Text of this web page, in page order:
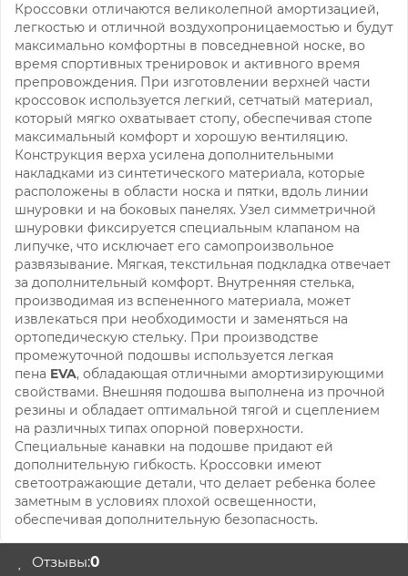
Кроссовки отличаются великолепной амортизацией,
легкостью и отличной воздухопроницаемостью и будут
максимально комфортны в повседневной носке, во
время спортивных тренировок и активного время
препровождения. При изготовлении верхней части
кроссовок используется легкий, сетчатый материал,
который мягко охватывает стопу, обеспечивая стопе
максимальный комфорт и хорошую вентиляцию.
Конструкция верха усилена дополнительными
накладками из синтетического материала, которые
расположены в области носка и пятки, вдоль линии
шнуровки и на боковых панелях. Узел симметричной
шнуровки фиксируется специальным клапаном на
липучке, что исключает его самопроизвольное
развязывание. Мягкая, текстильная подкладка отвечает
за дополнительный комфорт. Внутренняя стелька,
производимая из вспененного материала, может
извлекаться при необходимости и заменяться на
ортопедическую стельку. При производстве
промежуточной подошвы используется легкая
пена EVA, обладающая отличными амортизирующими
свойствами. Внешняя подошва выполнена из прочной
резины и обладает оптимальной тягой и сцеплением
на различных типах опорной поверхности.
Специальные канавки на подошве придают ей
дополнительную гибкость. Кроссовки имеют
светоотражающие детали, что делает ребенка более
заметным в условиях плохой освещенности,
обеспечивая дополнительную безопасность.
Отзывы:0